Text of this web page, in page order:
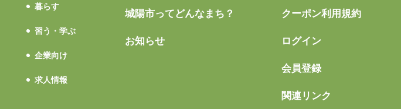
暮らす
習う・学ぶ
企業向け
求人情報
城陽市ってどんなまち？
お知らせ
クーポン利用規約
ログイン
会員登録
関連リンク